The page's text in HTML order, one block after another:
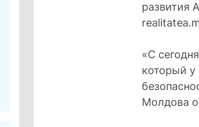
развития
«С
который у
Молдова